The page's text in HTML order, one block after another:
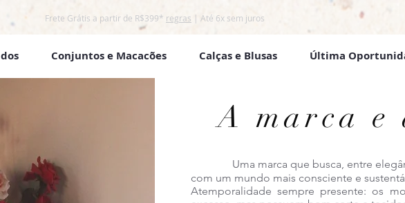
Frete Grátis a partir de R$399* regras | Até 6x sem juros
Conjuntos e Macacões Calças e Blusas Última
A marca
Uma marca que busca, entre
com um mundo mais consciente e
Atemporalidade sempre presente: os